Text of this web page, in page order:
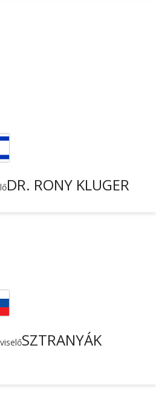
DR. RONY KLUGER
SZTRANYÁK